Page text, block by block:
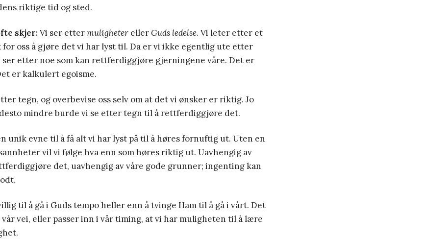
riktige tid og sted.
skjer:Vi ser ettermuligheter ellerGuds ledelse. Vi leter etter et
for oss å gjøre det vi har lyst til. Da er vi ikke egentlig ute etter
ser etter noe som kan rettferdiggjøre gjerningene våre. Det er
er kalkulert egoisme.
tegn, og overbevise oss selv om at det vi ønsker er riktig. Jo
mindre burde vi se etter tegn til å rettferdiggjøre det.
unik evne til å få alt vi har lyst på til å høres fornuftig ut. Uten en
vil vi følge hva enn som høres riktig ut. Uavhengig av
det, uavhengig av våre gode grunner; ingenting kan
til å gå i Guds tempo heller enn å tvinge Ham til å gå i vårt. Det
vei, eller passer inn i vår timing, at vi har muligheten til å lære